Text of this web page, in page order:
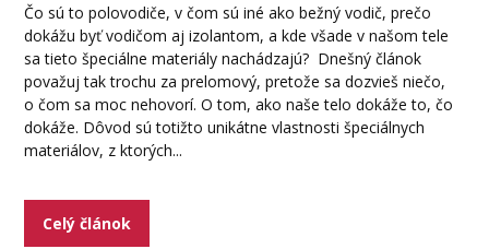
Čo sú to polovodiče, v čom sú iné ako bežný vodič, prečo
dokážu byť vodičom aj izolantom, a kde všade v našom tele
sa tieto špeciálne materiály nachádzajú? Dnešný článok
považuj tak trochu za prelomový, pretože sa dozvieš niečo,
o čom sa moc nehovorí. O tom, ako naše telo dokáže to, čo
dokáže. Dôvod sú totižto unikátne vlastnosti špeciálnych
materiálov, z ktorých...
Celý článok